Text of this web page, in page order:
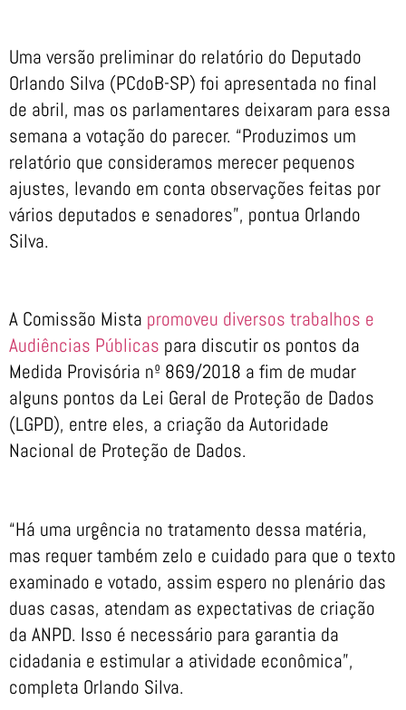
Uma versão preliminar do relatório do Deputado
Orlando Silva (PCdoB-SP) foi apresentada no final
de abril, mas os parlamentares deixaram para essa
semana a votação do parecer. “Produzimos um
relatório que consideramos merecer pequenos
ajustes, levando em conta observações feitas por
vários deputados e senadores”, pontua Orlando
Silva.
A Comissão Mista promoveu diversos trabalhos e
Audiências Públicas para discutir os pontos da
Medida Provisória nº 869/2018 a fim de mudar
alguns pontos da Lei Geral de Proteção de Dados
(LGPD), entre eles, a criação da Autoridade
Nacional de Proteção de Dados.
“Há uma urgência no tratamento dessa matéria,
mas requer também zelo e cuidado para que o texto
examinado e votado, assim espero no plenário das
duas casas, atendam as expectativas de criação
da ANPD. Isso é necessário para garantia da
cidadania e estimular a atividade econômica”,
completa Orlando Silva.